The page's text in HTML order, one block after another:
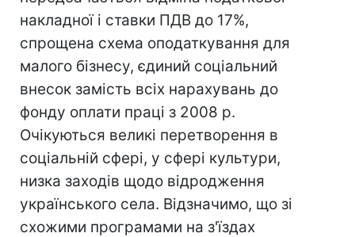
накладної і ставки ПДВ до 17%,
спрощена схема оподаткування для
малого бізнесу, єдиний соціальний
внесок замість всіх нарахувань до
фонду оплати праці з 2008 р.
Очікуються великі перетворення в
соціальній сфері, у сфері культури,
низка заходів щодо відродження
українського села. Відзначимо, що зі
схожими програмами на з'їздах